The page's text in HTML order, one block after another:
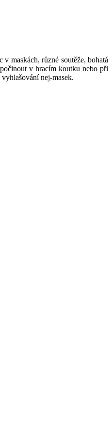
maskách, různé soutěže, bohatá
v hracím koutku nebo při
nej-masek.